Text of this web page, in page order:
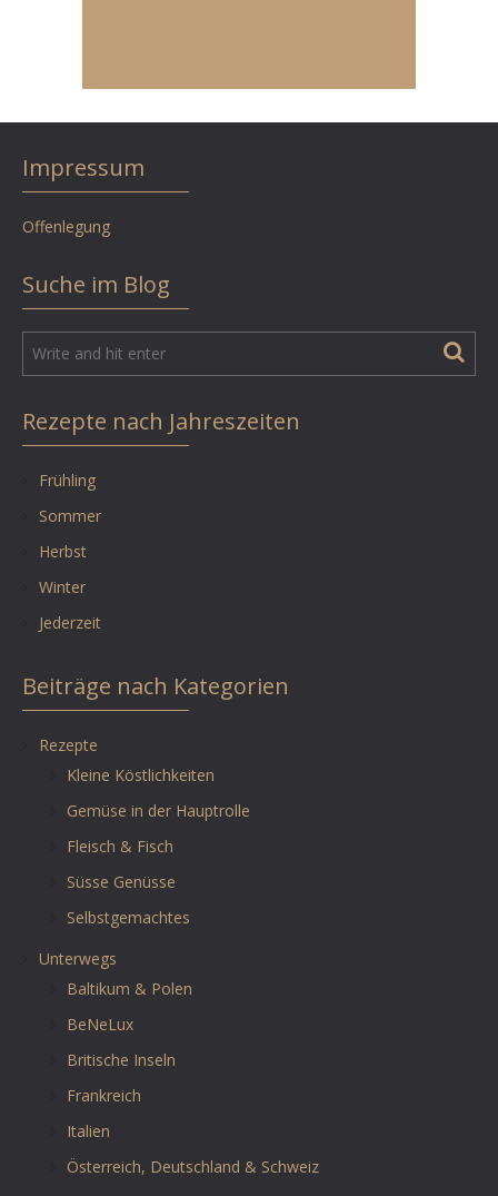
Impressum
Offenlegung
Suche im Blog
Rezepte nach Jahreszeiten
Frühling
Sommer
Herbst
Winter
Jederzeit
Beiträge nach Kategorien
Rezepte
Kleine Köstlichkeiten
Gemüse in der Hauptrolle
Fleisch & Fisch
Süsse Genüsse
Selbstgemachtes
Unterwegs
Baltikum & Polen
BeNeLux
Britische Inseln
Frankreich
Italien
Österreich, Deutschland & Schweiz